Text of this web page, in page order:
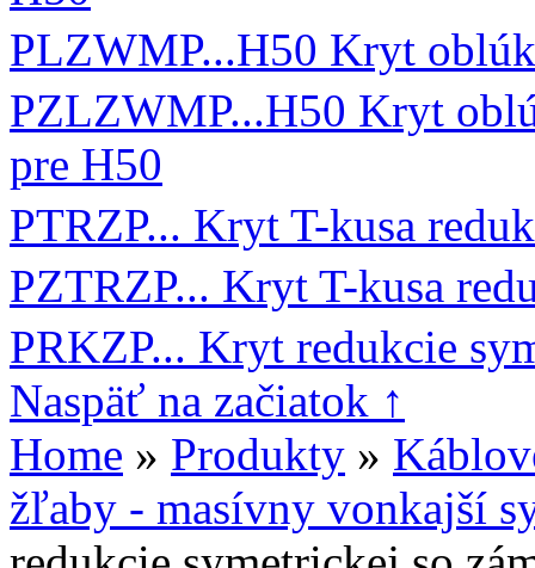
PLZWMP...H50 Kryt
PZLZWMP...H50 Kryt
pre H50
PTRZP... Kryt T-kusa
PZTRZP... Kryt T-kusa
PRKZP... Kryt redukcie
Naspäť na začiatok ↑
Home » Produkty »
žľaby - masívny vonkajší